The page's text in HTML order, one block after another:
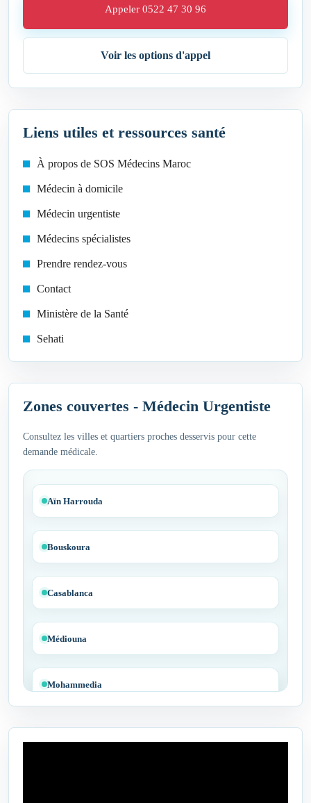
Appeler 0522 47 30 96
Voir les options d'appel
Liens utiles et ressources santé
À propos de SOS Médecins Maroc
Médecin à domicile
Médecin urgentiste
Médecins spécialistes
Prendre rendez-vous
Contact
Ministère de la Santé
Sehati
Zones couvertes - Médecin Urgentiste
Consultez les villes et quartiers proches desservis pour cette
demande médicale.
Aïn Harrouda
Bouskoura
Casablanca
Médiouna
Mohammedia
Tit Mellil